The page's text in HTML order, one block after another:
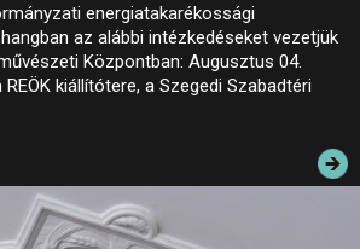
INFORMÁCIÓK
KONFERENCIA
ÉS VEZETÉSEK
energiatakarékossági
az alábbi intézkedéseket vezetjük
Központban: Augusztus 04.
kiállítótere, a Szegedi Szabadtéri